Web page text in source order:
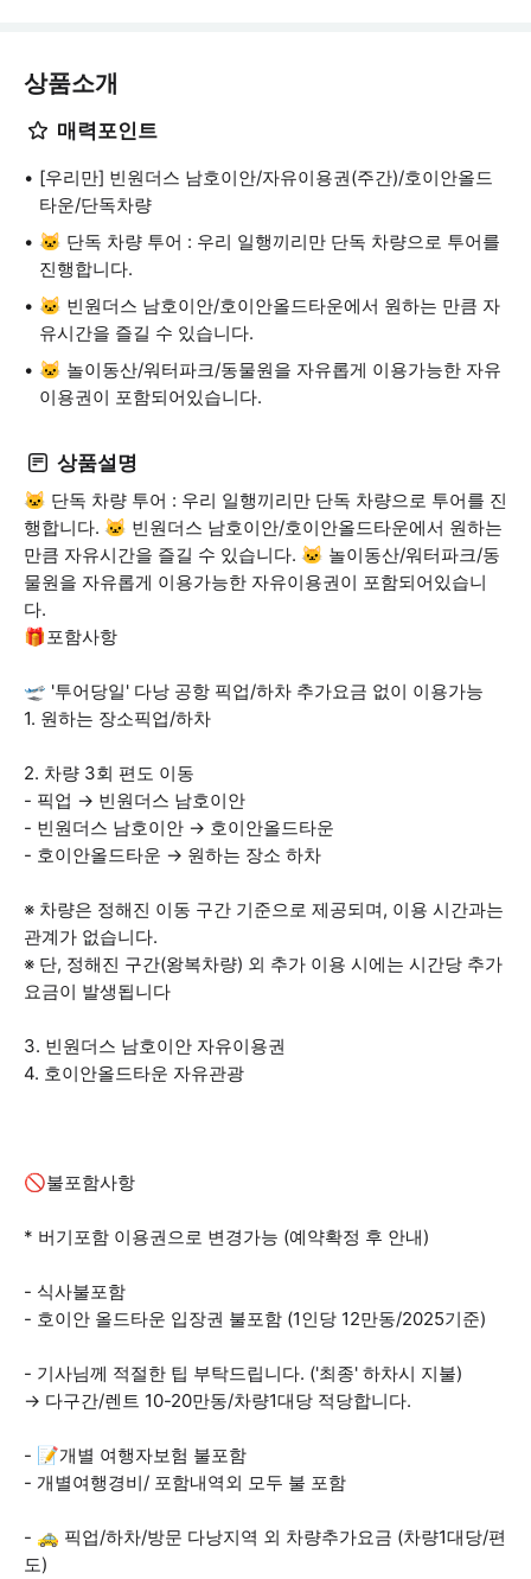
상품소개
매력포인트
[우리만] 빈원더스 남호이안/자유이용권(주간)/호이안올드
타운/단독차량
🐱 단독 차량 투어 : 우리 일행끼리만 단독 차량으로 투어를
진행합니다.
🐱 빈원더스 남호이안/호이안올드타운에서 원하는 만큼 자
유시간을 즐길 수 있습니다.
🐱 놀이동산/워터파크/동물원을 자유롭게 이용가능한 자유
이용권이 포함되어있습니다.
상품설명
🐱 단독 차량 투어 : 우리 일행끼리만 단독 차량으로 투어를 진
행합니다. 🐱 빈원더스 남호이안/호이안올드타운에서 원하는
만큼 자유시간을 즐길 수 있습니다. 🐱 놀이동산/워터파크/동
물원을 자유롭게 이용가능한 자유이용권이 포함되어있습니
다.
🎁포함사항
🛫 '투어당일' 다낭 공항 픽업/하차 추가요금 없이 이용가능
1. 원하는 장소픽업/하차
2. 차량 3회 편도 이동
- 픽업 → 빈원더스 남호이안
- 빈원더스 남호이안 → 호이안올드타운
- 호이안올드타운 → 원하는 장소 하차
※ 차량은 정해진 이동 구간 기준으로 제공되며, 이용 시간과는
관계가 없습니다.
※ 단, 정해진 구간(왕복차량) 외 추가 이용 시에는 시간당 추가
요금이 발생됩니다
3. 빈원더스 남호이안 자유이용권
4. 호이안올드타운 자유관광
🚫불포함사항
* 버기포함 이용권으로 변경가능 (예약확정 후 안내)
- 식사불포함
- 호이안 올드타운 입장권 불포함 (1인당 12만동/2025기준)
- 기사님께 적절한 팁 부탁드립니다. ('최종' 하차시 지불)
→ 다구간/렌트 10-20만동/차량1대당 적당합니다.
- 📝개별 여행자보험 불포함
- 개별여행경비/ 포함내역외 모두 불 포함
- 🚕 픽업/하차/방문 다낭지역 외 차량추가요금 (차량1대당/편
도)